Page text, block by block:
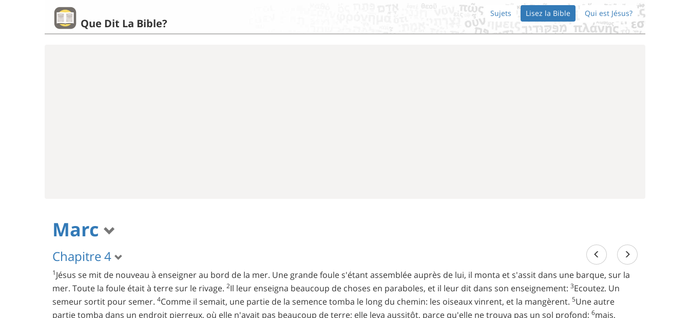
Que Dit La Bible?
Sujets Lisez la Bible Qui est Jésus?
Marc
Chapitre 4
1Jésus se mit de nouveau à enseigner au bord de la mer. Une grande foule s'étant assemblée auprès de lui, il monta et s'assit dans une barque, sur la
mer. Toute la foule était à terre sur le rivage. 2Il leur enseigna beaucoup de choses en paraboles, et il leur dit dans son enseignement: 3Ecoutez. Un
semeur sortit pour semer. 4Comme il semait, une partie de la semence tomba le long du chemin: les oiseaux vinrent, et la mangèrent. 5Une autre
partie tomba dans un endroit pierreux, où elle n'avait pas beaucoup de terre; elle leva aussitôt, parce qu'elle ne trouva pas un sol profond; 6mais,